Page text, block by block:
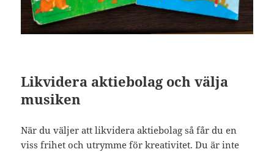
Likvidera aktiebolag och välja
musiken
När du väljer att likvidera aktiebolag så får du en
viss frihet och utrymme för kreativitet. Du är inte